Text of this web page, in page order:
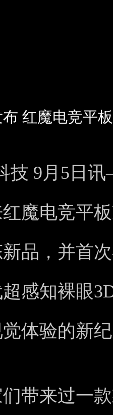
红魔电竞平
技 9月5日
魔电竞平
品，并首
感知裸眼
体验的新
带来过一